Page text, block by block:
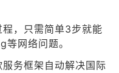
，只需简单3步就能
网络问题。
服务框架自动解决国际